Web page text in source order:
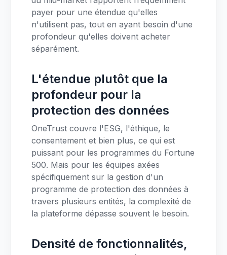
payer pour une étendue qu'elles
n'utilisent pas, tout en ayant besoin d'une
profondeur qu'elles doivent acheter
séparément.
L'étendue plutôt que la
profondeur pour la
protection des données
OneTrust couvre l'ESG, l'éthique, le
consentement et bien plus, ce qui est
puissant pour les programmes du Fortune
500. Mais pour les équipes axées
spécifiquement sur la gestion d'un
programme de protection des données à
travers plusieurs entités, la complexité de
la plateforme dépasse souvent le besoin.
Densité de fonctionnalités,